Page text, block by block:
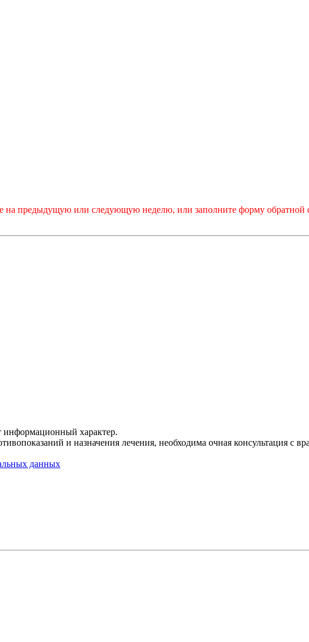
на предыдущую или следующую неделю, или заполните форму обратной
информационный характер.
и назначения лечения, необходима очная консультация с
данных